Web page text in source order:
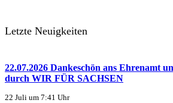
Letzte Neuigkeiten
22.07.2026 Dankeschön ans Ehrenamt
durch WIR FÜR SACHSEN
22 Juli um 7:41 Uhr